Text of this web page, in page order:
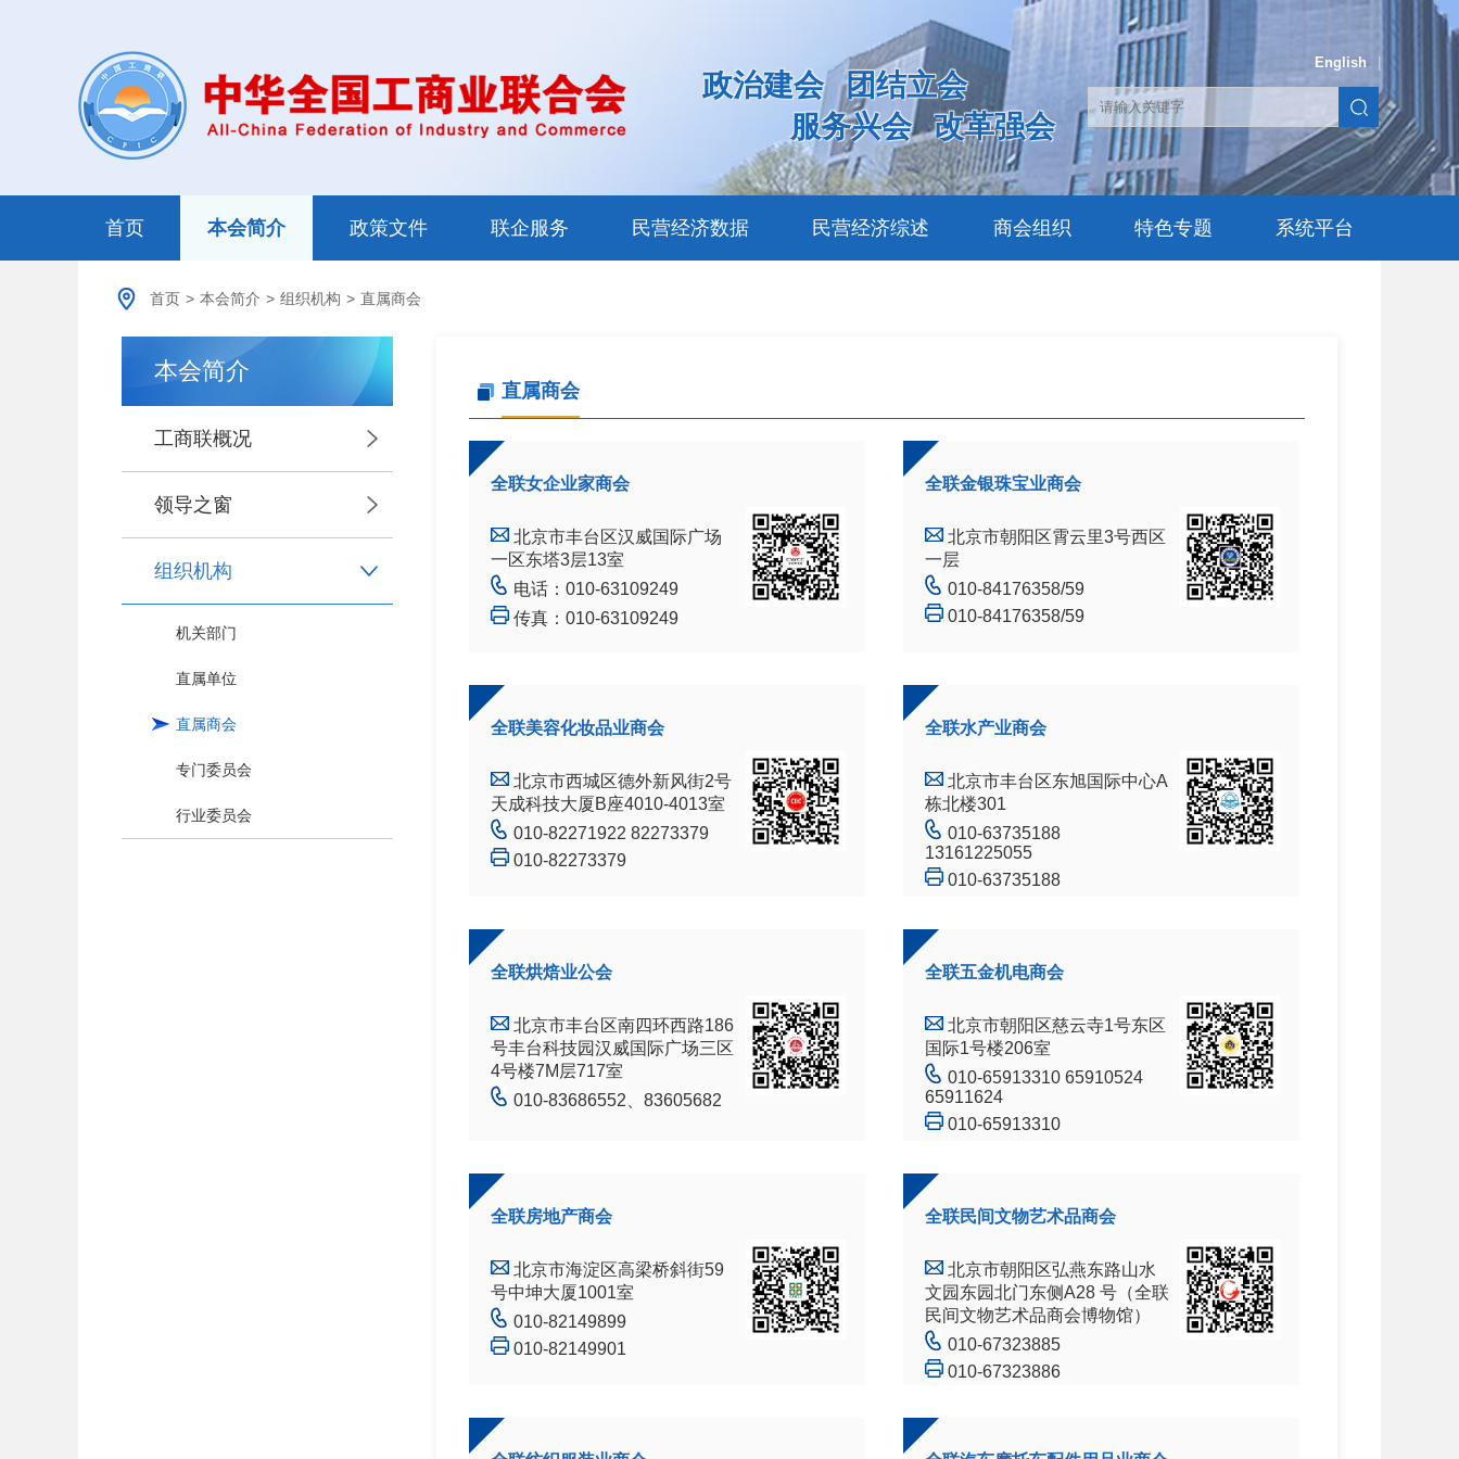
政治建会 团结立会
服务兴会 改革强会
English
首页 本会简介 政策文件 联企服务 民营经济数据 民营经济综述 商会组织 特色专题 系统平台
首页 > 本会简介 > 组织机构 > 直属商会
本会简介
工商联概况
领导之窗
组织机构
机关部门
直属单位
直属商会
专门委员会
行业委员会
直属商会
全联女企业家商会
北京市丰台区汉威国际广场
一区东塔3层13室
电话：010-63109249
传真：010-63109249
全联金银珠宝业商会
北京市朝阳区霄云里3号西区
一层
010-84176358/59
010-84176358/59
全联美容化妆品业商会
北京市西城区德外新风街2号
天成科技大厦B座4010-4013室
010-82271922 82273379
010-82273379
全联水产业商会
北京市丰台区东旭国际中心A
栋北楼301
010-63735188
13161225055
010-63735188
全联烘焙业公会
北京市丰台区南四环西路186
号丰台科技园汉威国际广场三区
4号楼7M层717室
010-83686552、83605682
全联五金机电商会
北京市朝阳区慈云寺1号东区
国际1号楼206室
010-65913310 65910524
65911624
010-65913310
全联房地产商会
北京市海淀区高梁桥斜街59
号中坤大厦1001室
010-82149899
010-82149901
全联民间文物艺术品商会
北京市朝阳区弘燕东路山水
文园东园北门东侧A28 号（全联
民间文物艺术品商会博物馆）
010-67323885
010-67323886